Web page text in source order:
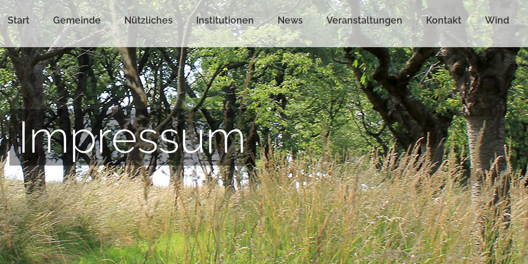
Start Gemeinde Nützliches Institutionen News Veranstaltungen Kontakt Wind
Impressum